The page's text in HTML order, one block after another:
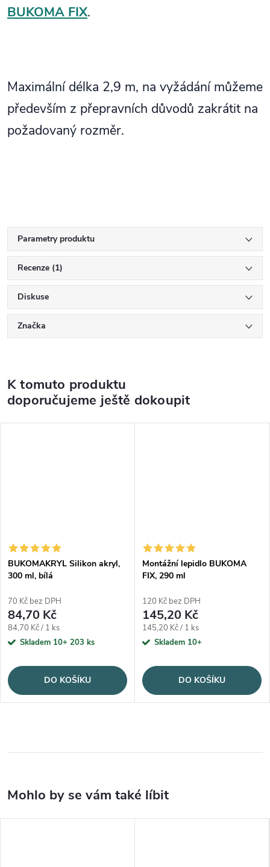
BUKOMA FIX.
Maximální délka 2,9 m, na vyžádání můžeme
především z přepravních důvodů zakrátit na
požadovaný rozměr.
Parametry produktu
Recenze (1)
Diskuse
Značka
K tomuto produktu
doporučujeme ještě dokoupit
BUKOMAKRYL Silikon akryl,
300 ml, bílá
70 Kč bez DPH
84,70 Kč
Měrná cena:
84,70 Kč / 1 ks
Skladem 10+ 203 ks
DO KOŠÍKU
Montážní lepidlo BUKOMA
FIX, 290 ml
120 Kč bez DPH
145,20 Kč
Měrná cena:
145,20 Kč / 1 ks
Skladem 10+
DO KOŠÍKU